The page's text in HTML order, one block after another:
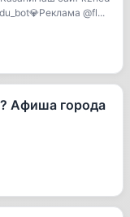
@fl...
Афиша города